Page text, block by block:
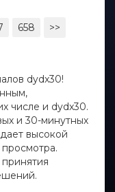
658
>>
dydx30!
числе и dydx30.
и 30-минутных
высокой